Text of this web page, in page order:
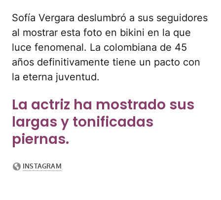
Sofía Vergara deslumbró a sus seguidores
al mostrar esta foto en bikini en la que
luce fenomenal. La colombiana de 45
años definitivamente tiene un pacto con
la eterna juventud.
La actriz ha mostrado sus
largas y tonificadas
piernas.